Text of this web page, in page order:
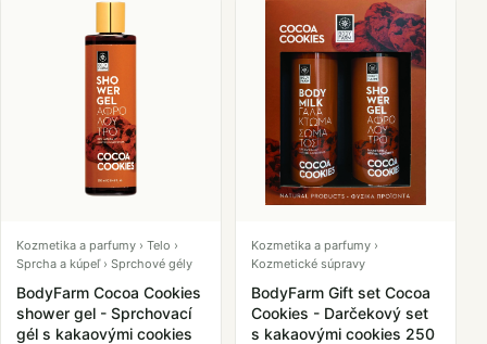
Kozmetika a parfumy › Telo ›
Sprcha a kúpeľ › Sprchové gély
BodyFarm Cocoa Cookies
shower gel - Sprchovací
gél s kakaovými cookies
Kozmetika a parfumy ›
Kozmetické súpravy
BodyFarm Gift set Cocoa
Cookies - Darčekový set
s kakaovými cookies 250